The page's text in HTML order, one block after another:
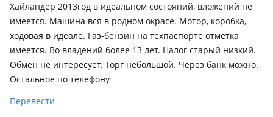
Хайландер 2013год в идеальном состояний, вложений не
имеется. Машина вся в родном окрасе. Мотор, коробка,
ходовая в идеале. Газ-бензин на техпаспорте отметка
имеется. Во владений более 13 лет. Налог старый низкий.
Обмен не интересует. Торг небольшой. Через банк можно.
Остальное по телефону
Перевести